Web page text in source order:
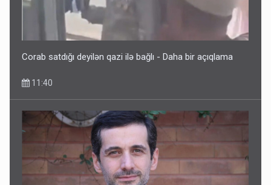
Corab satdığı deyilən qazi ilə bağlı - Daha bir açıqlama
11:40